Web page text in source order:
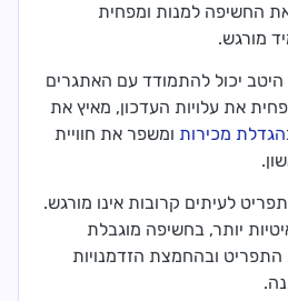
החשיפה למנות ומפחית
מורגש.
היטב יכול להתמודד עם האתגרים
את עלויות העדכון, מאיץ את
הגדלת מכירות ומשפר את חוויית
לעיתים קרובות אינו מורגש.
יותר, בחשיפה מוגבלת
ובהחמצת הזדמנויות